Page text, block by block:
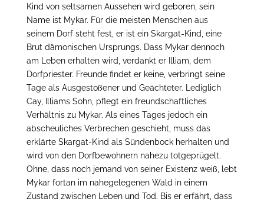
Kind von seltsamen Aussehen wird geboren, sein
Name ist Mykar. Für die meisten Menschen aus
seinem Dorf steht fest, er ist ein Skargat-Kind, eine
Brut dämonischen Ursprungs. Dass Mykar dennoch
am Leben erhalten wird, verdankt er Illiam, dem
Dorfpriester. Freunde findet er keine, verbringt seine
Tage als Ausgestoßener und Geächteter. Lediglich
Cay, Illiams Sohn, pflegt ein freundschaftliches
Verhältnis zu Mykar. Als eines Tages jedoch ein
abscheuliches Verbrechen geschieht, muss das
erklärte Skargat-Kind als Sündenbock herhalten und
wird von den Dorfbewohnern nahezu totgeprügelt.
Ohne, dass noch jemand von seiner Existenz weiß, lebt
Mykar fortan im nahegelegenen Wald in einem
Zustand zwischen Leben und Tod. Bis er erfährt, dass